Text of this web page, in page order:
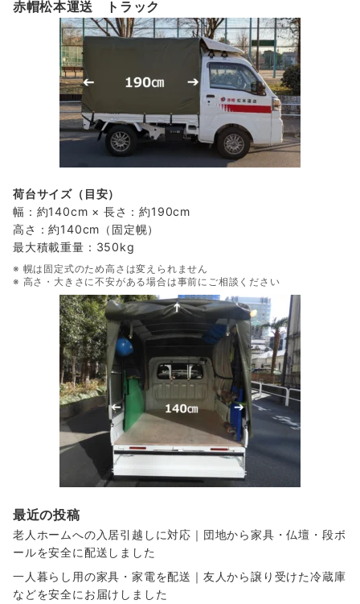
赤帽松本運送 トラック
荷台サイズ（目安）
幅：約140cm × 長さ：約190cm
高さ：約140cm（固定幌）
最大積載重量：350kg
※ 幌は固定式のため高さは変えられません
※ 高さ・大きさに不安がある場合は事前にご相談ください
最近の投稿
老人ホームへの入居引越しに対応｜団地から家具・仏壇・段ボ
ールを安全に配送しました
一人暮らし用の家具・家電を配送｜友人から譲り受けた冷蔵庫
などを安全にお届けしました